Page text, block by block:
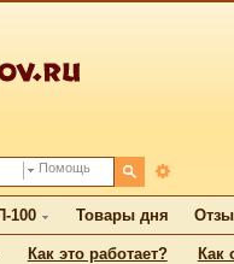
Помощь
100 Товары дня
Как это работает? Как